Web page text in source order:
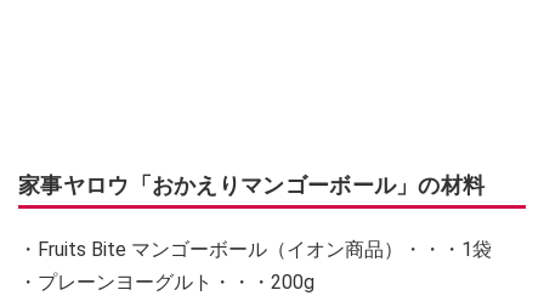
家事ヤロウ「おかえりマンゴーボール」の材料
・Fruits Bite マンゴーボール（イオン商品）・・・1袋
・プレーンヨーグルト・・・200g